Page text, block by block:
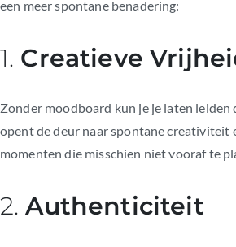
een meer spontane benadering:
1. Creatieve
Zonder moodboard kun je je laten
opent de deur naar spontane creativiteit
momenten die misschien niet vooraf te
2.Authenticiteit